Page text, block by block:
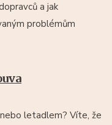
a jak
problémům
letadlem? Víte, že